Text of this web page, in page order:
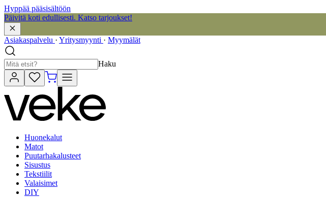
Hyppää pääsisältöön
Päivitä koti edullisesti. Katso tarjoukset!
Asiakaspalvelu · Yritysmyynti · Myymälät
Haku
Huonekalut
Matot
Puutarhakalusteet
Sisustus
Tekstiilit
Valaisimet
DIY